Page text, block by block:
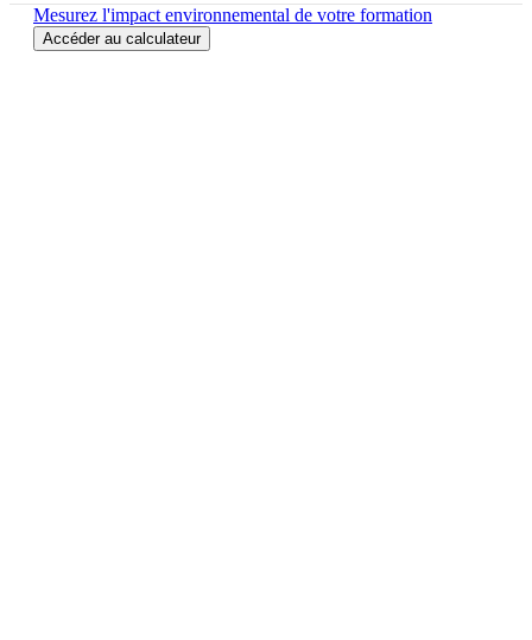
Mesurez l'impact environnemental de votre formation
Accéder au calculateur